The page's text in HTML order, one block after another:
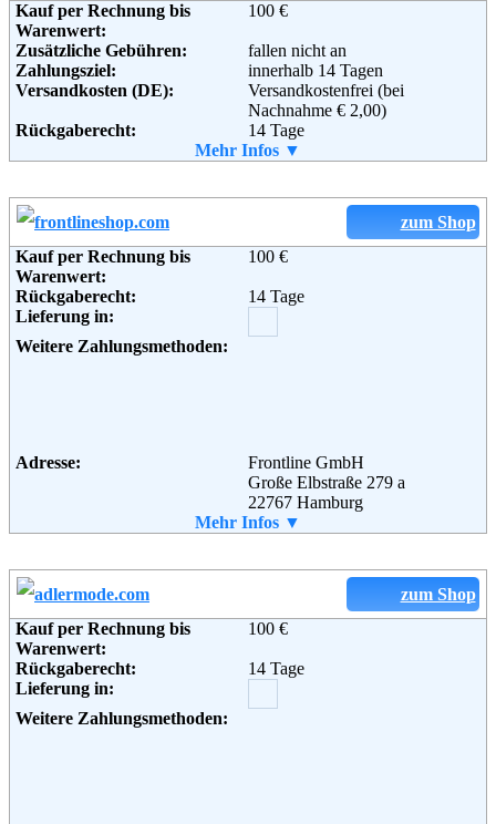
Adresse:
KARSTADT Warenhaus GmbH
Theodor-Althoff-Str. 2
45133 Essen
+49 (0) 180 - 5114414
Soziale Kanäle:
Weiterführende
Informationen:
AGB
Kauf per Rechnung bis
Warenwert:
100 €
Zusätzliche Gebühren:
fallen nicht an
Zahlungsziel:
innerhalb 14 Tagen
Versandkosten (DE):
Versandkostenfrei (bei
Nachnahme € 2,00)
Rückgaberecht:
14 Tage
Ja
Weitere Zahlungsmethoden:
Adresse:
s.Oliver Bernd Freier GmbH &
s.Oliver Straße 1
Informationen:
AGB
Mehr Infos ▼
zum Shop
Kauf per Rechnung bis
Warenwert:
100 €
Rückgaberecht:
14 Tage
Lieferung in:
Weitere Zahlungsmethoden:
Adresse:
Frontline GmbH
Große Elbstraße 279 a
22767 Hamburg
+49 (0) 1805 – 376685
Soziale Kanäle:
Weiterführende
Informationen:
Mehr Infos ▼
zum Shop
Kauf per Rechnung bis
Warenwert:
100 €
Rückgaberecht:
14 Tage
Lieferung in:
Weitere Zahlungsmethoden: